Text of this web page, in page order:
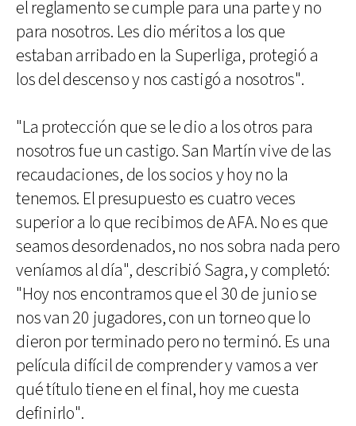
el reglamento se cumple para una parte y no
para nosotros. Les dio méritos a los que
estaban arribado en la Superliga, protegió a
los del descenso y nos castigó a nosotros".
"La protección que se le dio a los otros para
nosotros fue un castigo. San Martín vive de las
recaudaciones, de los socios y hoy no la
tenemos. El presupuesto es cuatro veces
superior a lo que recibimos de AFA. No es que
seamos desordenados, no nos sobra nada pero
veníamos al día", describió Sagra, y completó:
"Hoy nos encontramos que el 30 de junio se
nos van 20 jugadores, con un torneo que lo
dieron por terminado pero no terminó. Es una
película difícil de comprender y vamos a ver
qué título tiene en el final, hoy me cuesta
definirlo".